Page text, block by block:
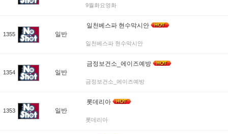
9월화요영화
1355 일반
일천베스파 현수막시안
일천베스파 현수막시안
1354 일반
금정보건소_에이즈예방
금정보건소_에이즈예방
1353 일반
롯데리아
롯데리아